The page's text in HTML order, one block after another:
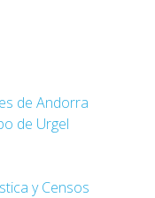
de Andorra
de Urgel
y Censos